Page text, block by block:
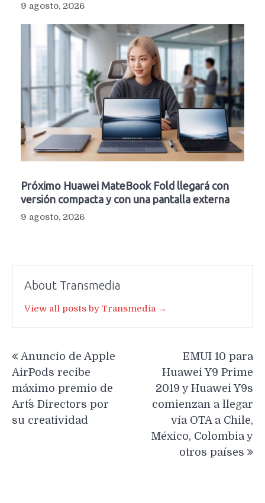
9 agosto, 2026
Próximo Huawei MateBook Fold llegará con
versión compacta y con una pantalla externa
9 agosto, 2026
About Transmedia
View all posts by Transmedia →
de
entradas
Anuncio de Apple
AirPods recibe
máximo premio de
Art´s Directors por
su creatividad
EMUI 10 para
Huawei Y9 Prime
2019 y Huawei Y9s
comienzan a llegar
vía OTA a Chile,
México, Colombia y
otros países